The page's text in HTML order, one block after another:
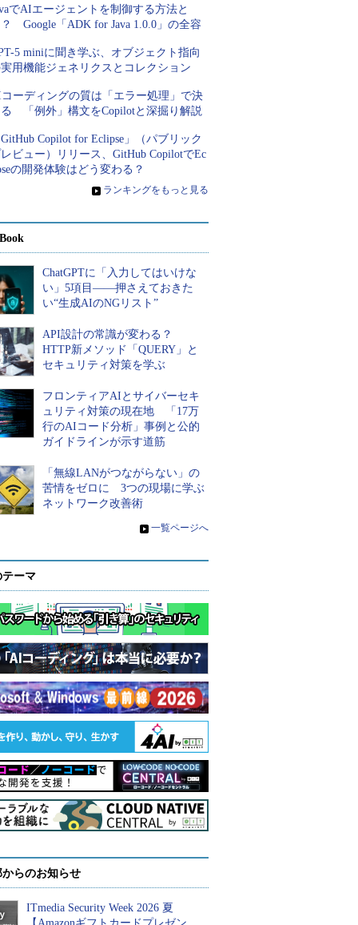
でAIエージェントを制御する方法と
Google「ADK for Java 1.0.0」の全容
5 miniに聞き学ぶ、オブジェクト指向
用機能ジェネリクスとコレクション
ーディングの質は「エラー処理」で決
「例外」構文をCopilotと深掘り解説
Copilot for Eclipse」（パブリック
ビュー）リリース、GitHub CopilotでEc
の開発体験はどう変わる？
» ランキングをもっと見る
ChatGPTに「入力してはいけな
い」5項目――押さえておきた
い“生成AIのNGリスト”
API設計の常識が変わる？
HTTP新メソッド「QUERY」と
セキュリティ対策を学ぶ
フロンティアAIとサイバーセキ
ュリティ対策の現在地 「17万
行のAIコード分析」事例と公的
ガイドラインが示す道筋
「無線LANがつながらない」の
苦情をゼロに 3つの現場に学ぶ
ネットワーク改善術
» 一覧ページへ
ーマ
らのお知らせ
ITmedia Security Week 2026 夏